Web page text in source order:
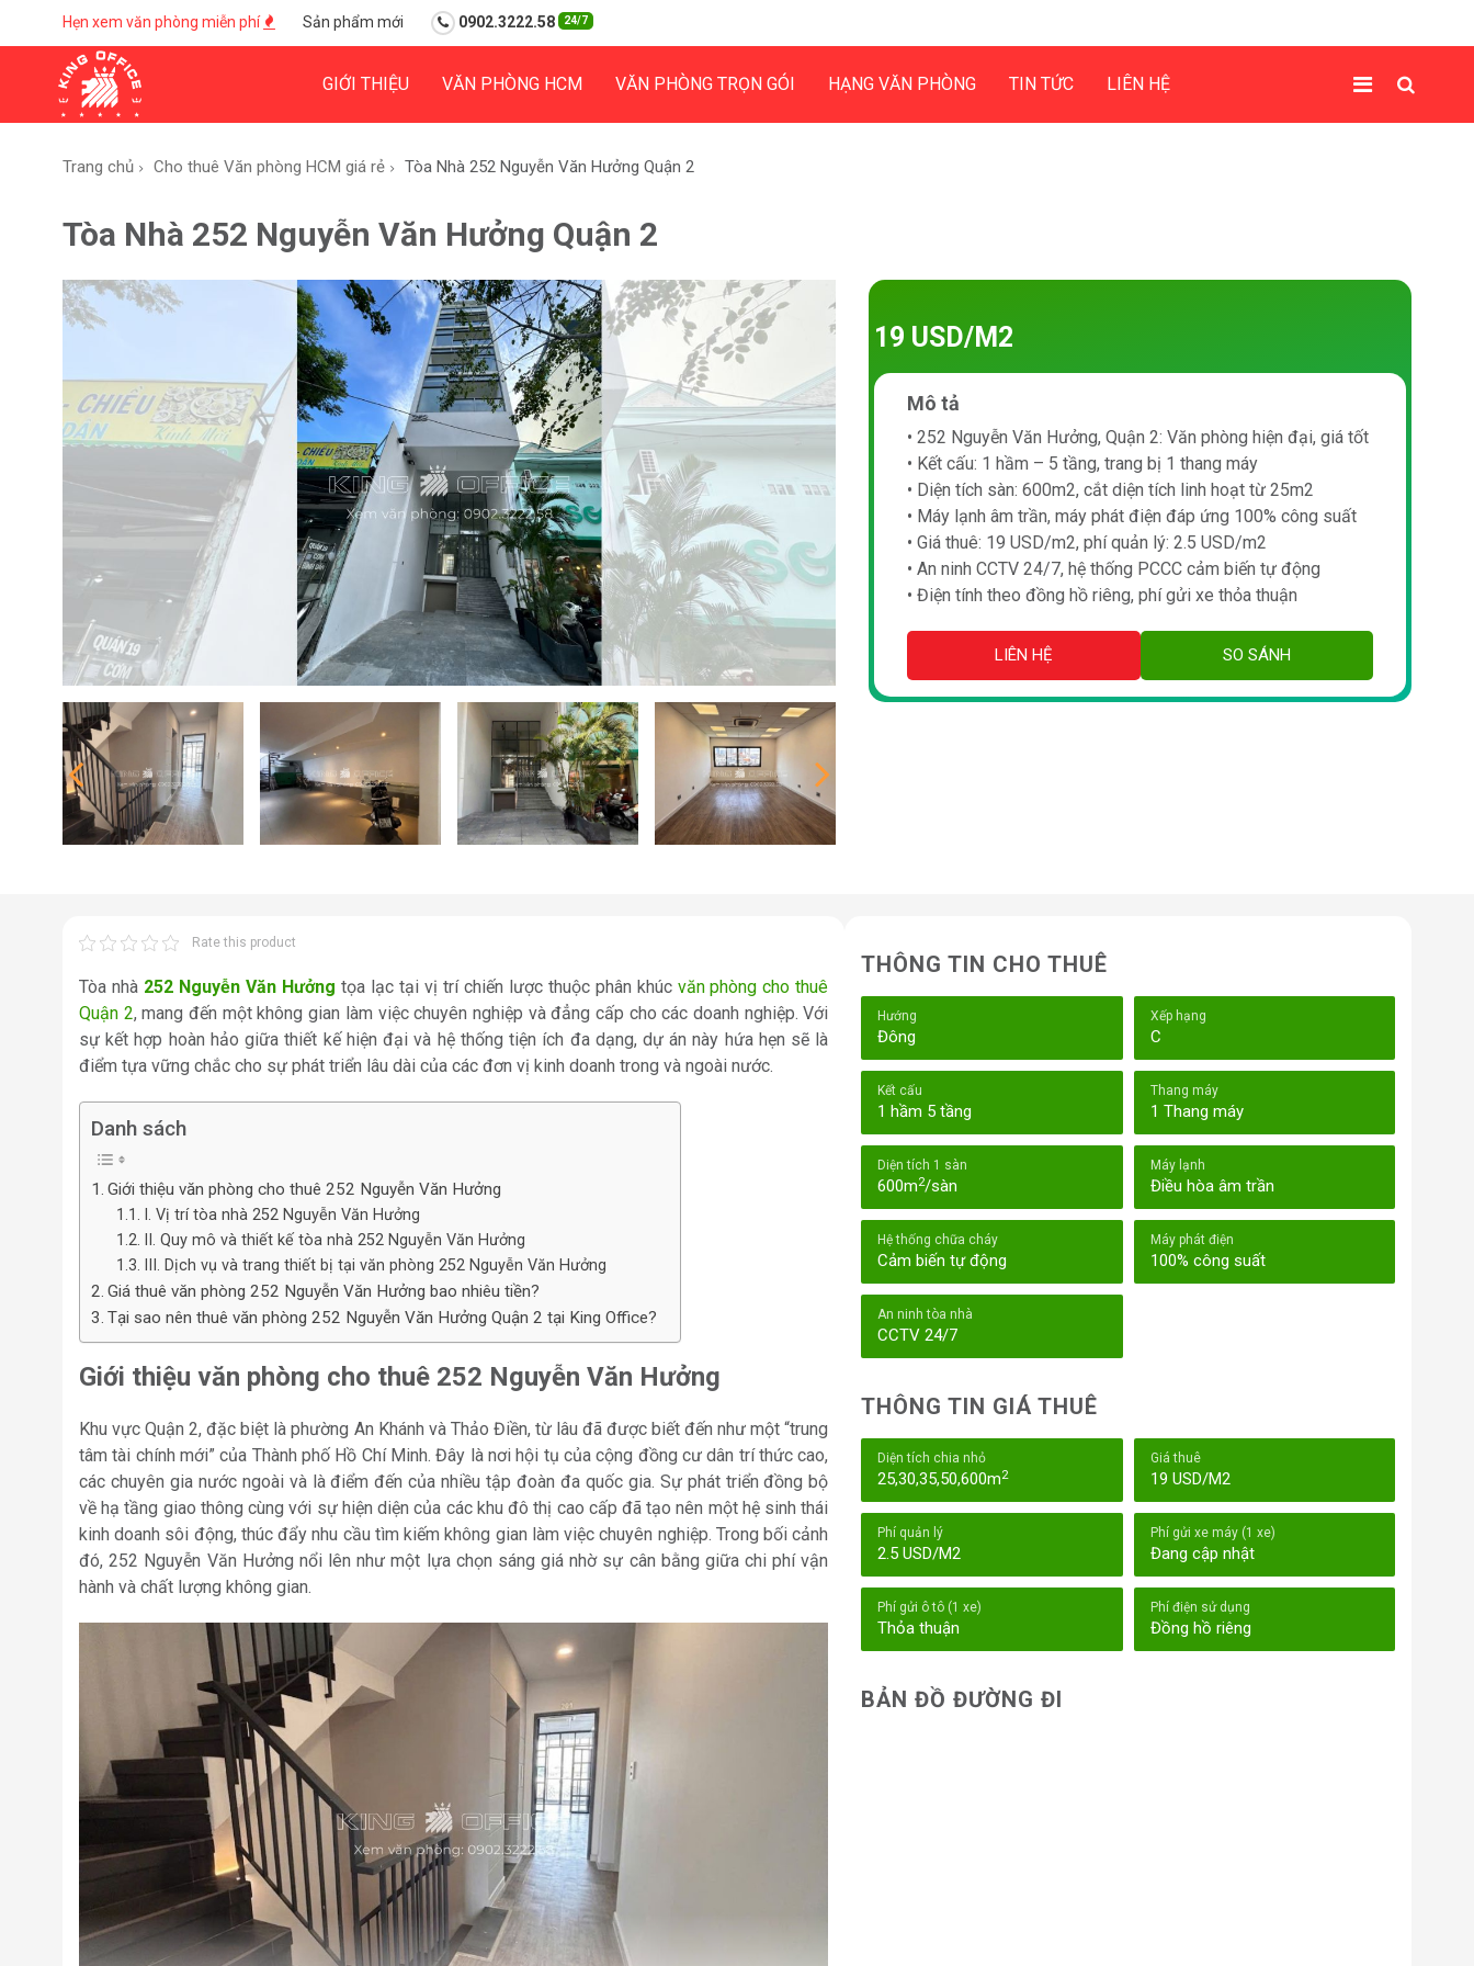
Hẹn xem văn phòng miễn phí Sản phẩm mới 0902.3222.58 24/7
GIỚI THIỆU VĂN PHÒNG HCM VĂN PHÒNG TRỌN GÓI HẠNG VĂN PHÒNG TIN TỨC LIÊN HỆ
Trang chủ Cho thuê Văn phòng HCM giá rẻ Tòa Nhà 252 Nguyễn Văn Hưởng Quận 2
Tòa Nhà 252 Nguyễn Văn Hưởng Quận 2
19 USD/M2
Mô tả
• 252 Nguyễn Văn Hưởng, Quận 2: Văn phòng hiện đại, giá tốt
• Kết cấu: 1 hầm – 5 tầng, trang bị 1 thang máy
• Diện tích sàn: 600m2, cắt diện tích linh hoạt từ 25m2
• Máy lạnh âm trần, máy phát điện đáp ứng 100% công suất
• Giá thuê: 19 USD/m2, phí quản lý: 2.5 USD/m2
• An ninh CCTV 24/7, hệ thống PCCC cảm biến tự động
• Điện tính theo đồng hồ riêng, phí gửi xe thỏa thuận
LIÊN HỆ SO SÁNH
Rate this product
Tòa nhà 252 Nguyễn Văn Hưởng tọa lạc tại vị trí chiến lược thuộc phân khúc văn phòng cho thuê
Quận 2, mang đến một không gian làm việc chuyên nghiệp và đẳng cấp cho các doanh nghiệp. Với
sự kết hợp hoàn hảo giữa thiết kế hiện đại và hệ thống tiện ích đa dạng, dự án này hứa hẹn sẽ là
điểm tựa vững chắc cho sự phát triển lâu dài của các đơn vị kinh doanh trong và ngoài nước.
Danh sách
Giới thiệu văn phòng cho thuê 252 Nguyễn Văn Hưởng
I. Vị trí tòa nhà 252 Nguyễn Văn Hưởng
II. Quy mô và thiết kế tòa nhà 252 Nguyễn Văn Hưởng
III. Dịch vụ và trang thiết bị tại văn phòng 252 Nguyễn Văn Hưởng
Giá thuê văn phòng 252 Nguyễn Văn Hưởng bao nhiêu tiền?
Tại sao nên thuê văn phòng 252 Nguyễn Văn Hưởng Quận 2 tại King Office?
Giới thiệu văn phòng cho thuê 252 Nguyễn Văn Hưởng
Khu vực Quận 2, đặc biệt là phường An Khánh và Thảo Điền, từ lâu đã được biết đến như một “trung
tâm tài chính mới” của Thành phố Hồ Chí Minh. Đây là nơi hội tụ của cộng đồng cư dân trí thức cao,
các chuyên gia nước ngoài và là điểm đến của nhiều tập đoàn đa quốc gia. Sự phát triển đồng bộ
về hạ tầng giao thông cùng với sự hiện diện của các khu đô thị cao cấp đã tạo nên một hệ sinh thái
kinh doanh sôi động, thúc đẩy nhu cầu tìm kiếm không gian làm việc chuyên nghiệp. Trong bối cảnh
đó, 252 Nguyễn Văn Hưởng nổi lên như một lựa chọn sáng giá nhờ sự cân bằng giữa chi phí vận
hành và chất lượng không gian.
THÔNG TIN CHO THUÊ
Hướng
Đông
Xếp hạng
C
Kết cấu
1 hầm 5 tầng
Thang máy
1 Thang máy
Diện tích 1 sàn
600m2/sàn
Máy lạnh
Điều hòa âm trần
Hệ thống chữa cháy
Cảm biến tự động
Máy phát điện
100% công suất
An ninh tòa nhà
CCTV 24/7
THÔNG TIN GIÁ THUÊ
Diện tích chia nhỏ
25,30,35,50,600m2
Giá thuê
19 USD/M2
Phí quản lý
2.5 USD/M2
Phí gửi xe máy (1 xe)
Đang cập nhật
Phí gửi ô tô (1 xe)
Thỏa thuận
Phí điện sử dụng
Đồng hồ riêng
BẢN ĐỒ ĐƯỜNG ĐI